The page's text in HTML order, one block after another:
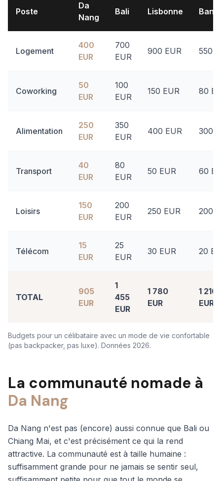
Poste
Da
Nang
Bali Lisbonne
Logement
400
EUR
700
EUR
900 EUR 550
Coworking
50
EUR
100
EUR
150 EUR 80
Alimentation
250
EUR
350
EUR
400 EUR 300
Transport
40
EUR
80
EUR
50 EUR 60
Loisirs
150
EUR
200
EUR
250 EUR 200
Télécom
15
EUR
25
EUR
30 EUR 20
TOTAL
905
EUR
1
455
EUR
1 780
EUR
1 210
EUR
Budgets pour un célibataire avec un mode de vie confortable
(pas backpacker, pas luxe). Données 2026.
La communauté nomade à
Da Nang
Da Nang n'est pas (encore) aussi connue que Bali ou
Chiang Mai, et c'est précisément ce qui la rend
attractive. La communauté est à taille humaine :
suffisamment grande pour ne jamais se sentir seul,